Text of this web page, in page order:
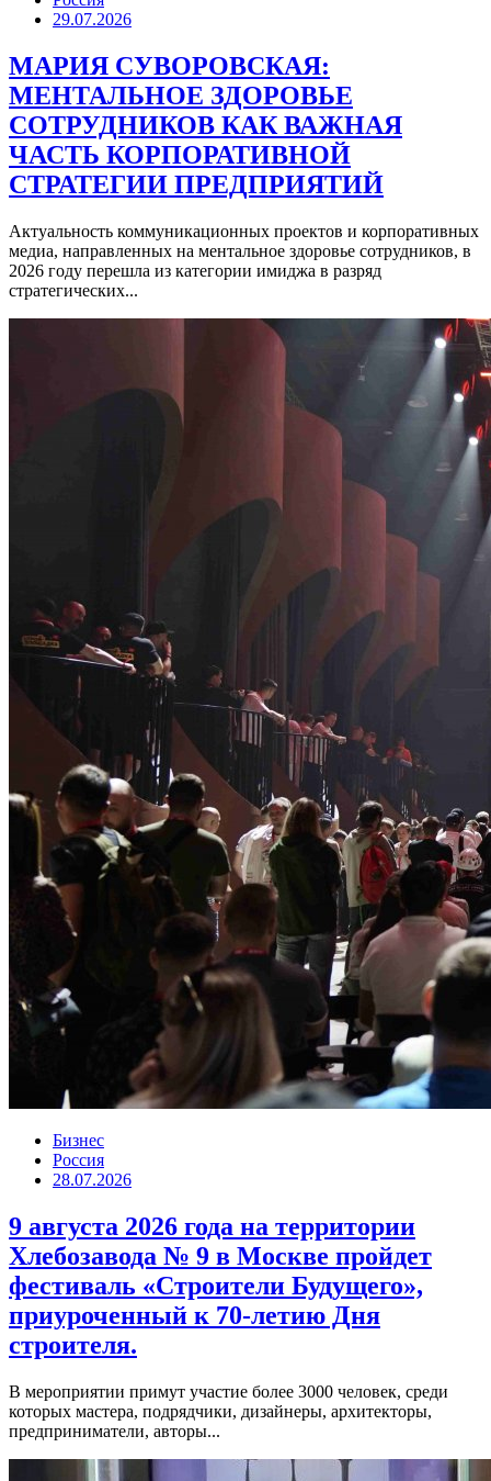
29.07.2026
МАРИЯ СУВОРОВСКАЯ:
МЕНТАЛЬНОЕ ЗДОРОВЬЕ
СОТРУДНИКОВ КАК ВАЖНАЯ
ЧАСТЬ КОРПОРАТИВНОЙ
СТРАТЕГИИ ПРЕДПРИЯТИЙ
Актуальность коммуникационных проектов и корпоративных
медиа, направленных на ментальное здоровье сотрудников, в
2026 году перешла из категории имиджа в разряд
стратегических...
Бизнес
Россия
28.07.2026
9 августа 2026 года на территории
Хлебозавода № 9 в Москве пройдет
фестиваль «Строители Будущего»,
приуроченный к 70-летию Дня
строителя.
В мероприятии примут участие более 3000 человек, среди
которых мастера, подрядчики, дизайнеры, архитекторы,
предприниматели, авторы...